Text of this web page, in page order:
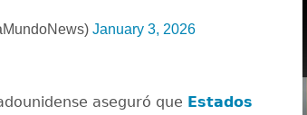
January 3, 2026
aseguró que Estados